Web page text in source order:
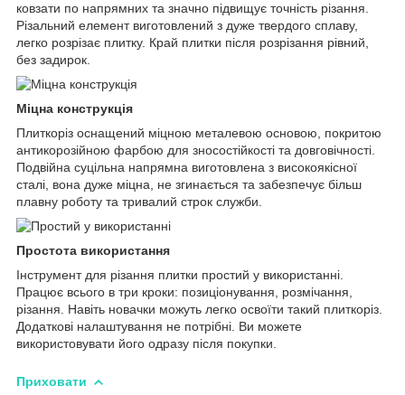
ковзати по напрямних та значно підвищує точність різання.
Різальний елемент виготовлений з дуже твердого сплаву,
легко розрізає плитку. Край плитки після розрізання рівний,
без задирок.
Міцна конструкція
Плиткоріз оснащений міцною металевою основою, покритою
антикорозійною фарбою для зносостійкості та довговічності.
Подвійна суцільна напрямна виготовлена з високоякісної
сталі, вона дуже міцна, не згинається та забезпечує більш
плавну роботу та тривалий строк служби.
Простота використання
Інструмент для різання плитки простий у використанні.
Працює всього в три кроки: позиціонування, розмічання,
різання. Навіть новачки можуть легко освоїти такий плиткоріз.
Додаткові налаштування не потрібні. Ви можете
використовувати його одразу після покупки.
Приховати